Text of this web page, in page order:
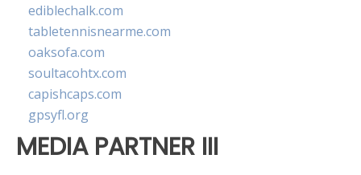
ediblechalk.com
tabletennisnearme.com
oaksofa.com
soultacohtx.com
capishcaps.com
gpsyfl.org
MEDIA PARTNER III